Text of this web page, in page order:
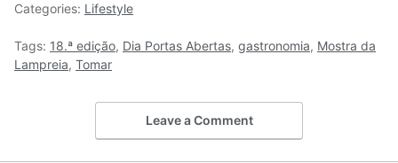
Categories: Lifestyle
Tags: 18.ª edição, Dia Portas Abertas, gastronomia, Mostra da
Lampreia, Tomar
Leave a Comment